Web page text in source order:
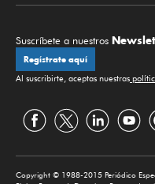
Suscríbete a nuestros
Regístrate aquí
Al suscribirte, aceptas nuestras
Copyright © 1988-2015 Periódico